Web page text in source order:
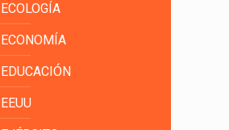
ECOLOGÍA
ECONOMÍA
EDUCACIÓN
EEUU